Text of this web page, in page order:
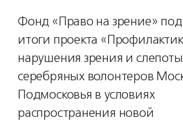
Фонд «Право на зрение»
итоги проекта
нарушения зрения и
серебряных волонтеров
Подмосковья в условиях
распространения новой